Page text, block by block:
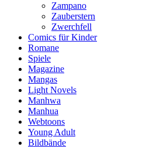
Zampano
Zauberstern
Zwerchfell
Comics für Kinder
Romane
Spiele
Magazine
Mangas
Light Novels
Manhwa
Manhua
Webtoons
Young Adult
Bildbände